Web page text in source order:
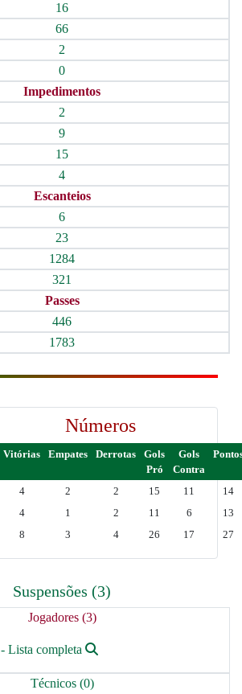
16
66
2
0
Impedimentos
2
9
15
4
Escanteios
6
23
1284
321
Passes
446
1783
Números
Vitórias Empates Derrotas
Gols
Pró
Gols
Contra
4 2 2 15 11
14
4 1 2 11 6
13
8 3 4 26 17 27
Suspensões (3)
Jogadores (3)
- Lista completa
Técnicos (0)